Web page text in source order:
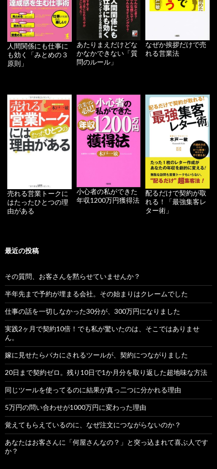
人間関係にも仕事に
も効く「みとめの３
原則」
あたりまえだけどな
かなかできない「質
問のルール」
なぜか挨拶だけで売
れる営業法
売れる営業トークに
はたったひとつの理
由がある
小心者の私ができた
年収1200万円獲得法
配るだけで契約が取
れる！「最強集客レ
ター術」
最近の投稿
その質問、お客さんを黙らせていませんか？
半年先まで予約が埋まる会社。その始まりはクレームでした
仕事の話を一切しなかった30分が、300万円になりました
実践2ヶ月で契約10倍！でも私が驚いたのは、そこではありませ
ん。
嫁に見せたらバカにされるツールが、契約につながりました
20日まで契約ゼロ。残り10日で1か月分を取り返した超地味な方法
同じツールを使ってるのに結果が真っ二つに分かれる理由
5万円の問い合わせが1000万円に変わった理由
覚えてもらえているのに、なぜ注文につながらないのか？
あなたはお客さんに「何屋さんなの？」と突っ込まれて喜ぶ人です
か？